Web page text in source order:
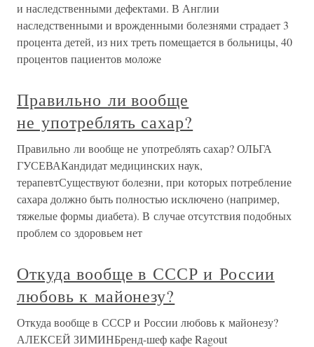
и наследственными дефектами. В Англии
наследственными и врожденными болезнями страдает 3
процента детей, из них треть помещается в больницы, 40
процентов пациентов моложе
Правильно ли вообще
не употреблять сахар?
Правильно ли вообще не употреблять сахар? ОЛЬГА
ГУСЕВАКандидат медицинских наук,
терапевтСуществуют болезни, при которых потребление
сахара должно быть полностью исключено (например,
тяжелые формы диабета). В случае отсутствия подобных
проблем со здоровьем нет
Откуда вообще в СССР и России
любовь к майонезу?
Откуда вообще в СССР и России любовь к майонезу?
АЛЕКСЕЙ ЗИМИНБренд-шеф кафе Ragout